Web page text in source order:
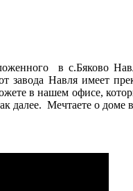
в с.Бяково
Навля имеет
в нашем офисе,
далее. Мечтаете о